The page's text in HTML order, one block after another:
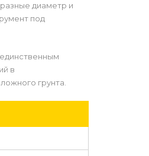
диаметр и
под
в
грунта.